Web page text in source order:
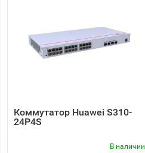
Коммутатор Huawei S310-
24P4S
В наличии